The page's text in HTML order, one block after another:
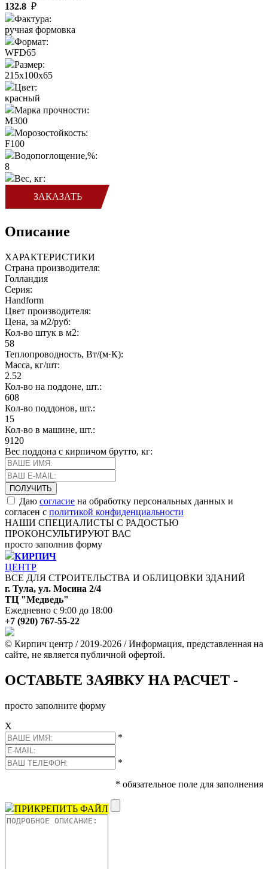
132.8 ₽
Фактура:
ручная формовка
Формат:
WFD65
Размер:
215x100x65
Цвет:
красный
Марка прочности:
M300
Морозостойкость:
F100
Водопоглощение,%:
8
Вес, кг:
ЗАКАЗАТЬ
Описание
ХАРАКТЕРИСТИКИ
Страна производителя:
Голландия
Серия:
Handform
Цвет производителя:
Цена, за м2/руб:
Кол-во штук в м2:
58
Теплопроводность, Вт/(м·К):
Масса, кг/шт:
2.52
Кол-во на поддоне, шт.:
608
Кол-во поддонов, шт.:
15
Кол-во в машине, шт.:
9120
Вес поддона с кирпичом брутто, кг:
Даю согласие на обработку персональных данных и
согласен с политикой конфиденциальности
НАШИ СПЕЦИАЛИСТЫ С РАДОСТЬЮ
ПРОКОНСУЛЬТИРУЮТ ВАС
просто заполнив форму
КИРПИЧ
ЦЕНТР
ВСЕ ДЛЯ СТРОИТЕЛЬСТВА И ОБЛИЦОВКИ ЗДАНИЙ
г. Тула, ул. Мосина 2/4
ТЦ "Медведь"
Ежедневно с 9:00 до 18:00
+7 (920) 767-55-22
© Кирпич центр / 2019-2026 / Информация, представленная на
сайте, не является публичной офертой.
ОСТАВЬТЕ ЗАЯВКУ НА РАСЧЕТ -
просто заполните форму
Х
*
*
* обязательное поле для заполнения
ПРИКРЕПИТЬ ФАЙЛ